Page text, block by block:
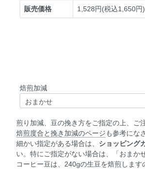
販売価格 1,528円(税込1,650円)
焙煎加減
煎り加減、豆の挽き方をご指定の上、ご
焙煎度合と挽き加減のページも参考にな
細かい指定がある場合は、 ショッピング
い。特にご指定がない場合は、「おまか
コーヒー豆は、240gの生豆を焙煎しま